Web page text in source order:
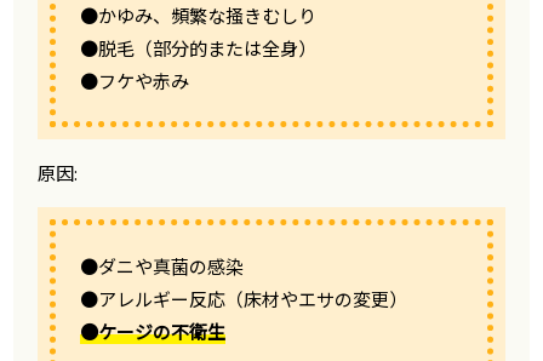
●かゆみ、頻繁な掻きむしり
●脱毛（部分的または全身）
●フケや赤み
原因:
●ダニや真菌の感染
●アレルギー反応（床材やエサの変更）
●ケージの不衛生